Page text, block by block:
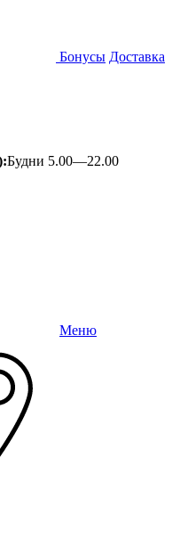
Бонусы Доставка
Будни 5.00—22.00
Меню